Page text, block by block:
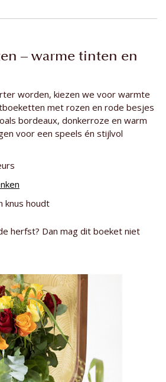
– warme tinten en
worden, kiezen we voor warmte
met rozen en rode besjes
bordeaux, donkerroze en warm
voor een speels én stijlvol
knus houdt
herfst? Dan mag dit boeket niet